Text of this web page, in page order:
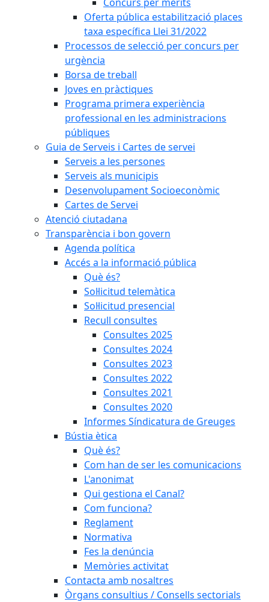
Oferta pública estabilització places
taxa específica Llei 31/2022
Processos de selecció per concurs per
urgència
Borsa de treball
Joves en pràctiques
Programa primera experiència
professional en les administracions
públiques
Guia de Serveis i Cartes de servei
Serveis a les persones
Serveis als municipis
Desenvolupament Socioeconòmic
Cartes de Servei
Atenció ciutadana
Transparència i bon govern
Agenda política
Accés a la informació pública
Què és?
Sol·licitud telemàtica
Sol·licitud presencial
Recull consultes
Consultes 2025
Consultes 2024
Consultes 2023
Consultes 2022
Consultes 2021
Consultes 2020
Informes Síndicatura de Greuges
Bústia ètica
Què és?
Com han de ser les comunicacions
L'anonimat
Qui gestiona el Canal?
Com funciona?
Reglament
Normativa
Fes la denúncia
Memòries activitat
Contacta amb nosaltres
Òrgans consultius / Consells sectorials